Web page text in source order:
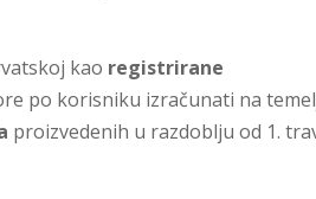
kao registrirane
po korisniku izračunati na
proizvedenih u razdoblju od 1.